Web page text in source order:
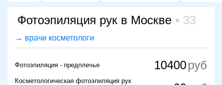
Фотоэпиляция рук в Москве 33
→ врачи косметологи
Фотоэпиляция - предплечье 10400
Косметологическая фотоэпиляция рук